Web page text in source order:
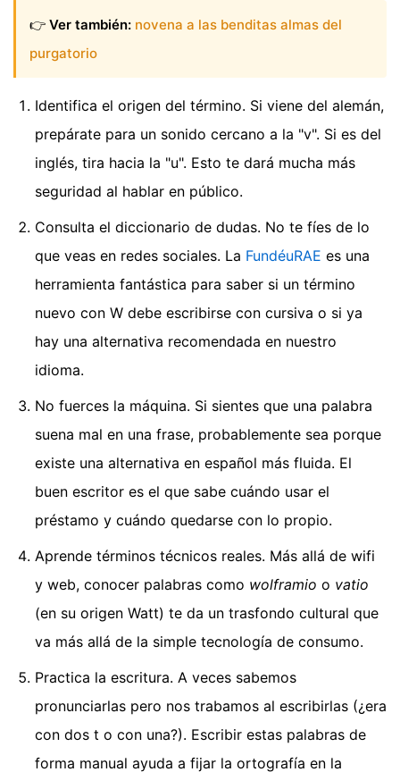
👉 Ver también: novena a las benditas almas del
purgatorio
Identifica el origen del término. Si viene del alemán,
prepárate para un sonido cercano a la "v". Si es del
inglés, tira hacia la "u". Esto te dará mucha más
seguridad al hablar en público.
Consulta el diccionario de dudas. No te fíes de lo
que veas en redes sociales. La FundéuRAE es una
herramienta fantástica para saber si un término
nuevo con W debe escribirse con cursiva o si ya
hay una alternativa recomendada en nuestro
idioma.
No fuerces la máquina. Si sientes que una palabra
suena mal en una frase, probablemente sea porque
existe una alternativa en español más fluida. El
buen escritor es el que sabe cuándo usar el
préstamo y cuándo quedarse con lo propio.
Aprende términos técnicos reales. Más allá de wifi
y web, conocer palabras como wolframio o vatio
(en su origen Watt) te da un trasfondo cultural que
va más allá de la simple tecnología de consumo.
Practica la escritura. A veces sabemos
pronunciarlas pero nos trabamos al escribirlas (¿era
con dos t o con una?). Escribir estas palabras de
forma manual ayuda a fijar la ortografía en la